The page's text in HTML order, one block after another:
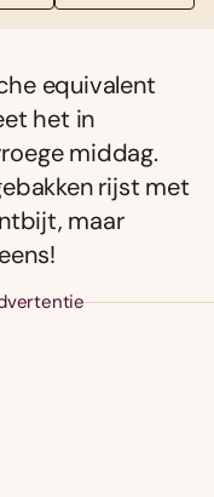
equivalent
het in
middag.
rijst met
maar